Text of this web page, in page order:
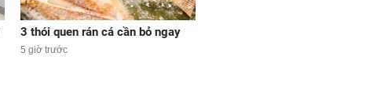
3 thói quen rán cá cần bỏ ngay
5 giờ trước